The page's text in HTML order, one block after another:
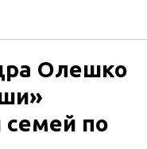
Олешко
семей по